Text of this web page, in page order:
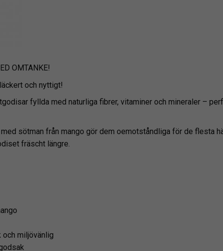
OMTANKE!
och nyttigt!
fyllda med naturliga fibrer, vitaminer och mineraler –
sötman från mango gör dem oemotståndliga för de flesta
fräscht längre.
miljövänlig